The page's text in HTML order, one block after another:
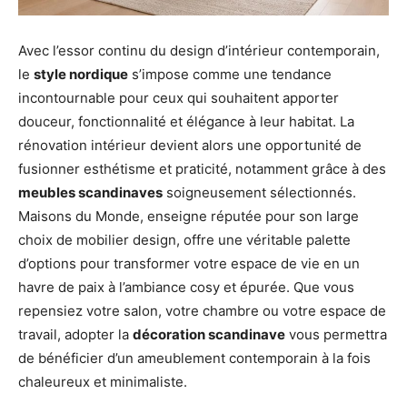
Avec l’essor continu du design d’intérieur contemporain,
le style nordique s’impose comme une tendance
incontournable pour ceux qui souhaitent apporter
douceur, fonctionnalité et élégance à leur habitat. La
rénovation intérieur devient alors une opportunité de
fusionner esthétisme et praticité, notamment grâce à des
meubles scandinaves soigneusement sélectionnés.
Maisons du Monde, enseigne réputée pour son large
choix de mobilier design, offre une véritable palette
d’options pour transformer votre espace de vie en un
havre de paix à l’ambiance cosy et épurée. Que vous
repensiez votre salon, votre chambre ou votre espace de
travail, adopter la décoration scandinave vous permettra
de bénéficier d’un ameublement contemporain à la fois
chaleureux et minimaliste.